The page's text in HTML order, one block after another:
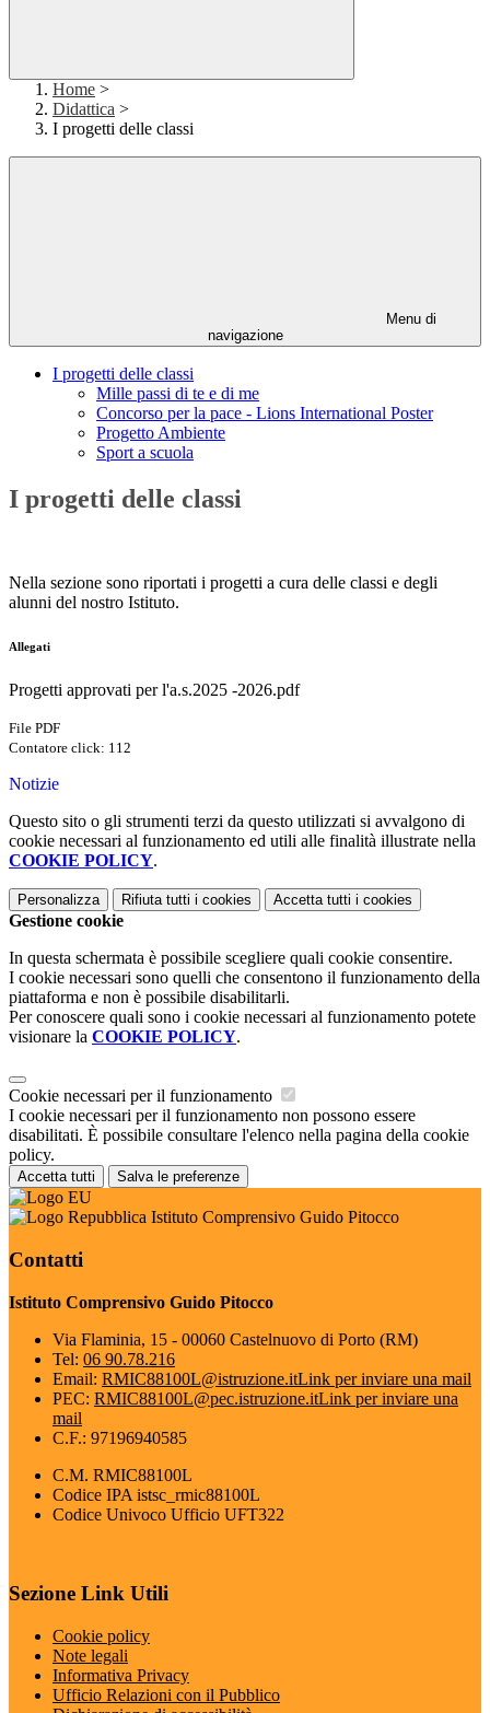
Home >
Didattica >
I progetti delle classi
Menu di
navigazione
I progetti delle classi
Mille passi di te e di me
Concorso per la pace - Lions International Poster
Progetto Ambiente
Sport a scuola
I progetti delle classi
Nella sezione sono riportati i progetti a cura delle classi e degli
alunni del nostro Istituto.
Allegati
Progetti approvati per l'a.s.2025 -2026.pdf
File PDF
Contatore click: 112
Notizie
Questo sito o gli strumenti terzi da questo utilizzati si avvalgono di
cookie necessari al funzionamento ed utili alle finalità illustrate nella
COOKIE POLICY.
Personalizza Rifiuta tutti i cookies Accetta tutti i cookies
Gestione cookie
In questa schermata è possibile scegliere quali cookie consentire.
I cookie necessari sono quelli che consentono il funzionamento della
piattaforma e non è possibile disabilitarli.
Per conoscere quali sono i cookie necessari al funzionamento potete
visionare la COOKIE POLICY.
Cookie necessari per il funzionamento
I cookie necessari per il funzionamento non possono essere
disabilitati. È possibile consultare l'elenco nella pagina della cookie
policy.
Accetta tutti Salva le preferenze
Istituto Comprensivo Guido Pitocco
Contatti
Istituto Comprensivo Guido Pitocco
Via Flaminia, 15 - 00060 Castelnuovo di Porto (RM)
Tel: 06 90.78.216
Email: RMIC88100L@istruzione.itLink per inviare una mail
PEC: RMIC88100L@pec.istruzione.itLink per inviare una
mail
C.F.: 97196940585
C.M. RMIC88100L
Codice IPA istsc_rmic88100L
Codice Univoco Ufficio UFT322
Sezione Link Utili
Cookie policy
Note legali
Informativa Privacy
Ufficio Relazioni con il Pubblico